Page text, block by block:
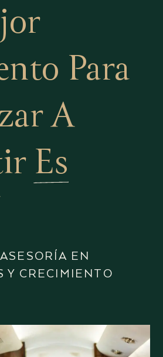
Para
A
Es
EN
Y CRECIMIENTO